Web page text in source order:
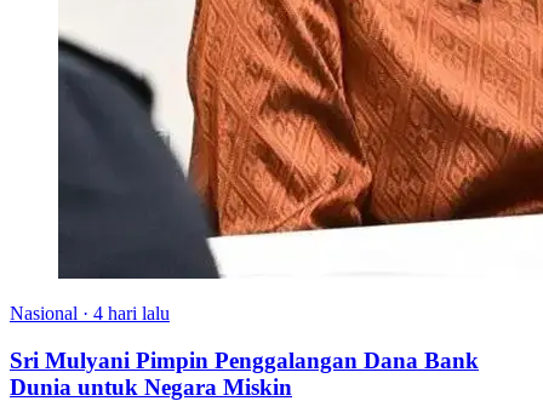
Nasional · 4 hari lalu
Sri Mulyani Pimpin Penggalangan Dana Bank
Dunia untuk Negara Miskin